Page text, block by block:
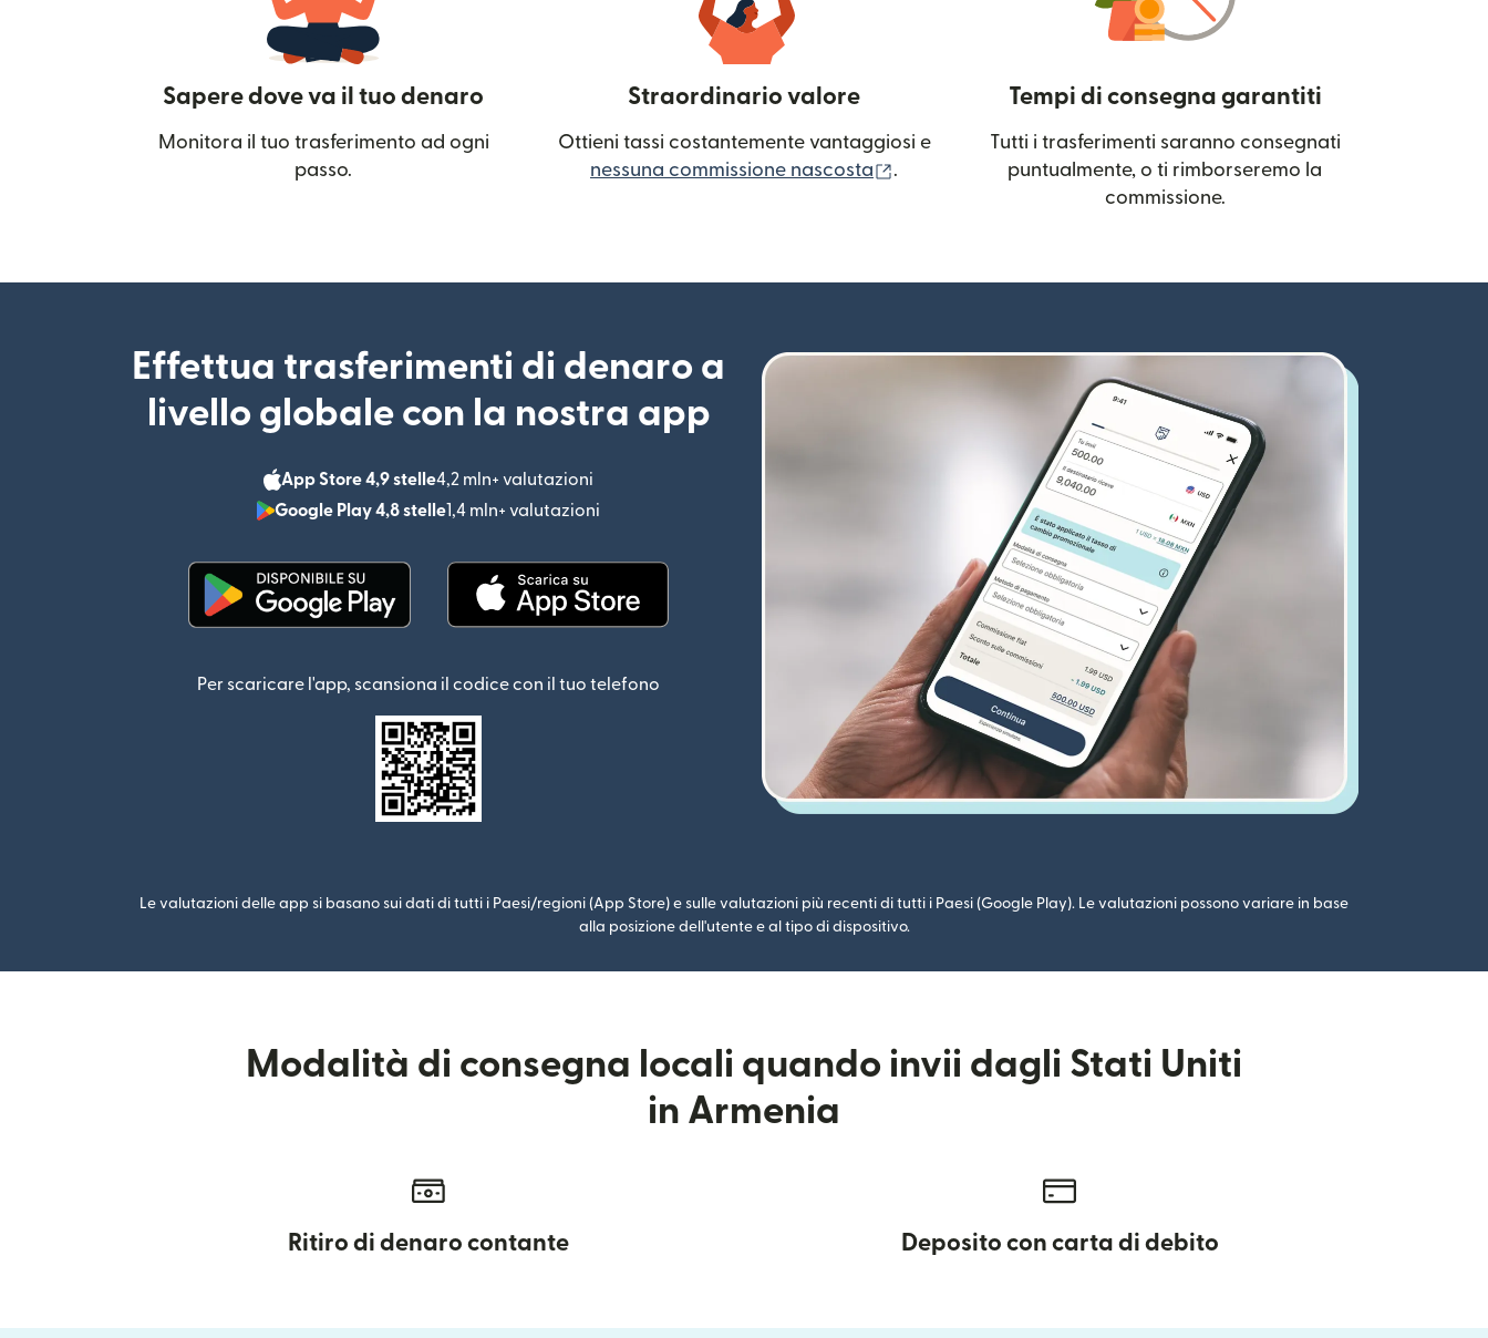
Sapere dove va il tuo denaro
Monitora il tuo trasferimento ad ogni
passo.
Straordinario valore
Ottieni tassi costantemente vantaggiosi e
nessuna commissione nascosta
(si apre in una nuova finestra)
.
Tempi di consegna garantiti
Tutti i trasferimenti saranno consegnati
puntualmente, o ti rimborseremo la
commissione.
Effettua trasferimenti di denaro a
livello globale con la nostra app
App Store 4,9 stelle4,2 mln+ valutazioni
Google Play 4,8 stelle1,4 mln+ valutazioni
Per scaricare l'app, scansiona il codice con il tuo telefono
Le valutazioni delle app si basano sui dati di tutti i Paesi/regioni (App Store) e sulle valutazioni più recenti di tutti i Paesi (Google Play). Le valutazioni possono variare in base
alla posizione dell'utente e al tipo di dispositivo.
Modalità di consegna locali quando invii dagli Stati Uniti
in Armenia
Ritiro di denaro contante Deposito con carta di debito